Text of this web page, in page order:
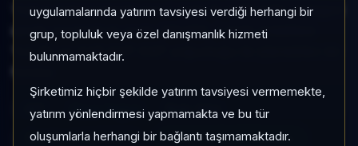
uygulamalarında yatırım tavsiyesi verdiği herhangi bir
grup, topluluk veya özel danışmanlık hizmeti
bulunmamaktadır.
Şirketimiz hiçbir şekilde yatırım tavsiyesi vermemekte,
yatırım yönlendirmesi yapmamakta ve bu tür
oluşumlarla herhangi bir bağlantı taşımamaktadır.
Yoğun kategorisinde son 1 ayda %-2,93 getiri, kategori
içinde momentum sırası 231/452, 1 aylık volatilitesi
%0,90 ve Aktif KAP KAP yoğunluğu ile izlenebilen bir
IHT Hisse Yoğun Risk:Orta
Son fiyat:3,616996 TEFAS'ta İşlem Görüyor